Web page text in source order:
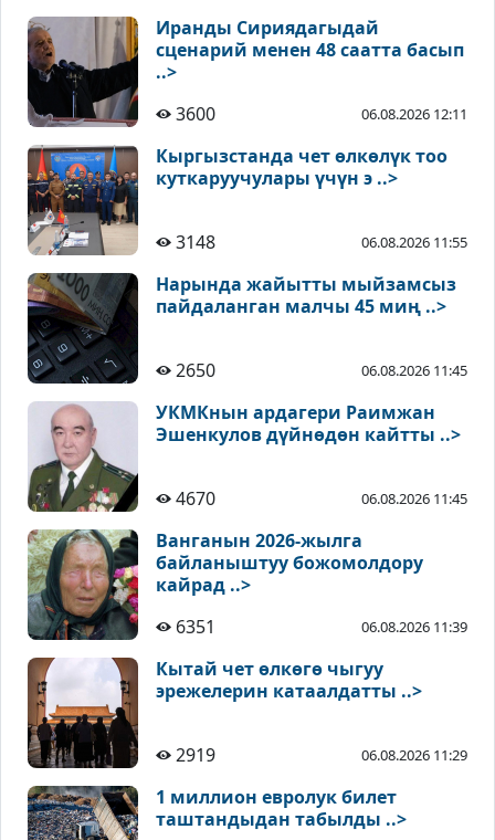
Иранды Сириядагыдай
сценарий менен 48 саатта басып
..>
3600
06.08.2026 12:11
Кыргызстанда чет өлкөлүк тоо
куткаруучулары үчүн э ..>
3148 06.08.2026 11:55
Нарында жайытты мыйзамсыз
пайдаланган малчы 45 миң ..>
2650 06.08.2026 11:45
УКМКнын ардагери Раимжан
Эшенкулов дүйнөдөн кайтты ..>
4670 06.08.2026 11:45
Ванганын 2026-жылга
байланыштуу божомолдору
кайрад ..>
6351
06.08.2026 11:39
Кытай чет өлкөгө чыгуу
эрежелерин катаалдатты ..>
2919 06.08.2026 11:29
1 миллион евролук билет
таштандыдан табылды ..>